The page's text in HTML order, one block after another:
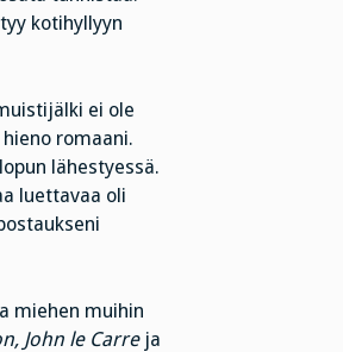
kotihyllyyn
ei ole
romaani.
lähestyessä.
luettavaa oli
miehen muihin
John le Carreja